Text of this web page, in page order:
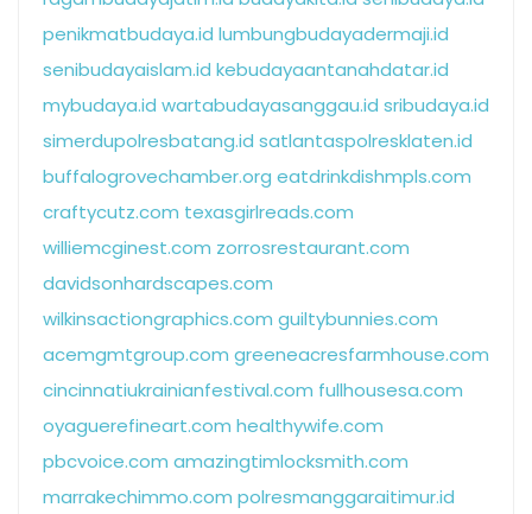
penikmatbudaya.id lumbungbudayadermaji.id
senibudayaislam.id kebudayaantanahdatar.id
mybudaya.id wartabudayasanggau.id sribudaya.id
simerdupolresbatang.id satlantaspolresklaten.id
buffalogrovechamber.org eatdrinkdishmpls.com
craftycutz.com texasgirlreads.com
williemcginest.com zorrosrestaurant.com
davidsonhardscapes.com
wilkinsactiongraphics.com guiltybunnies.com
acemgmtgroup.com greeneacresfarmhouse.com
cincinnatiukrainianfestival.com fullhousesa.com
oyaguerefineart.com healthywife.com
pbcvoice.com amazingtimlocksmith.com
marrakechimmo.com polresmanggaraitimur.id